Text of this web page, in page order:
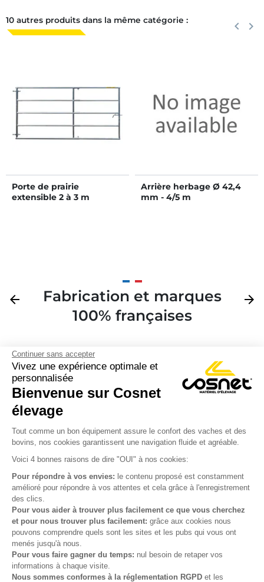
Continuer sans accepter
Vivez une expérience optimale et
personnalisée
Bienvenue sur Cosnet
élevage
Tout comme un bon équipement assure le confort des vaches et des
bovins, nos cookies garantissent une navigation fluide et agréable.
Voici 4 bonnes raisons de dire "OUI" à nos cookies:
Pour répondre à vos envies: le contenu proposé est constamment
amélioré pour répondre à vos attentes et cela grâce à l'enregistrement
des clics.
Pour vous aider à trouver plus facilement ce que vous cherchez
et pour nous trouver plus facilement: grâce aux cookies nous
pouvons comprendre quels sont les sites et les pubs qui vous ont
menés jusqu'à nous.
Pour vous faire gagner du temps: nul besoin de retaper vos
informations à chaque visite.
Nous sommes conformes à la réglementation RGPD et les
10 autres produits dans la même catégorie : keyboard_arrow_left keyboard_arrow_right
Porte de prairie
extensible 2 à 3 m
Arrière herbage Ø 42,4
mm - 4/5 m
Précédent
arrow_back
Fabrication et marques
100% françaises
arrow_forward
Produits
Notre société
Votre compte
Informations